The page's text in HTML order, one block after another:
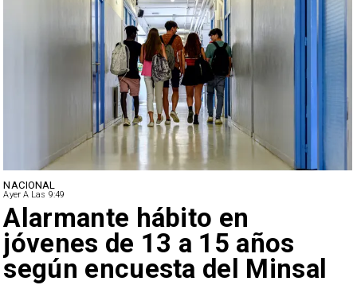
NACIONAL
Ayer A Las 9:49
Alarmante hábito en
jóvenes de 13 a 15 años
según encuesta del Minsal